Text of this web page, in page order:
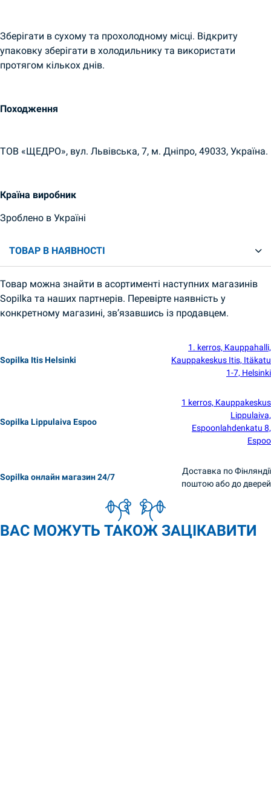
Зберігати в сухому та прохолодному місці. Відкриту
упаковку зберігати в холодильнику та використати
протягом кількох днів.
Походження
ТОВ «ЩЕДРО», вул. Львівська, 7, м. Дніпро, 49033, Україна.
Країна виробник
Зроблено в Україні
ТОВАР В НАЯВНОСТІ
Товар можна знайти в асортименті наступних магазинів
Sopilka та наших партнерів. Перевірте наявність у
конкретному магазині, зв’язавшись із продавцем.
Sopilka Itis Helsinki
1. kerros, Kauppahalli,
Kauppakeskus Itis, Itäkatu
1-7, Helsinki
Sopilka Lippulaiva Espoo
1 kerros, Kauppakeskus
Lippulaiva,
Espoonlahdenkatu 8,
Espoo
Sopilka онлайн магазин 24/7
Доставка по Фінляндії
поштою або до дверей
ВАС МОЖУТЬ ТАКОЖ ЗАЦІКАВИТИ